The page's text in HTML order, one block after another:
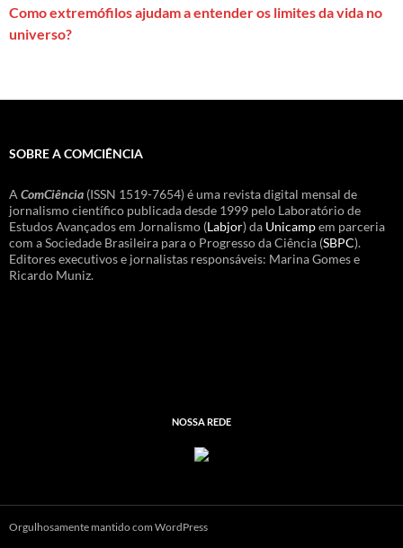
Como extremófilos ajudam a entender os limites da vida no
universo?
SOBRE A COMCIÊNCIA
A ComCiência (ISSN 1519-7654) é uma revista digital mensal de
jornalismo científico publicada desde 1999 pelo Laboratório de
Estudos Avançados em Jornalismo (Labjor) da Unicampem parceria
com a Sociedade Brasileira para o Progresso da Ciência (SBPC).
Editores executivos e jornalistas responsáveis: Marina Gomes e
Ricardo Muniz.
NOSSA REDE
Orgulhosamente mantido com WordPress